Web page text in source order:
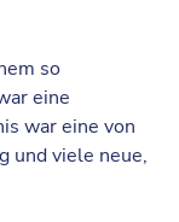
so
eine
war eine von
und viele neue,